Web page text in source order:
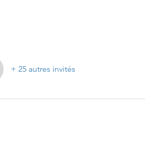
+ 25 autres invités